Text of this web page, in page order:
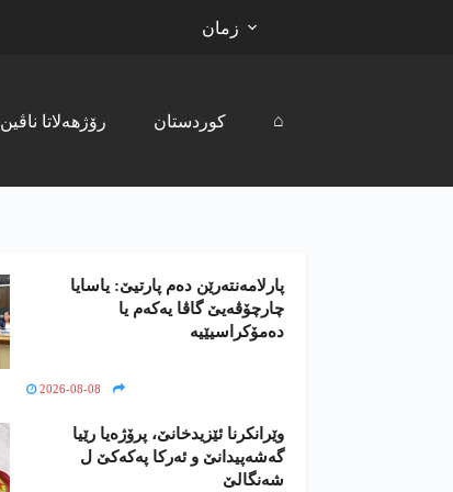
زمان
رۆژھەلاتا ناڤین کوردستان ⌂
پارلامەنتەرێن دەم پارتیێ: یاسایا
چارچۆڤەیێ گاڤا یەکەم یا
دەمۆکراسیێیە
2026-08-08
وێرانکرنا ئێزیدخانێ، پرۆژەیا رێیا
گەشەپیدانێ و ئەرکا پەکەکێ ل
شەنگالێ